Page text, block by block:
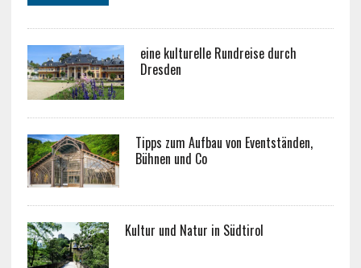
eine kulturelle Rundreise durch
Dresden
Tipps zum Aufbau von Eventständen,
Bühnen und Co
Kultur und Natur in Südtirol